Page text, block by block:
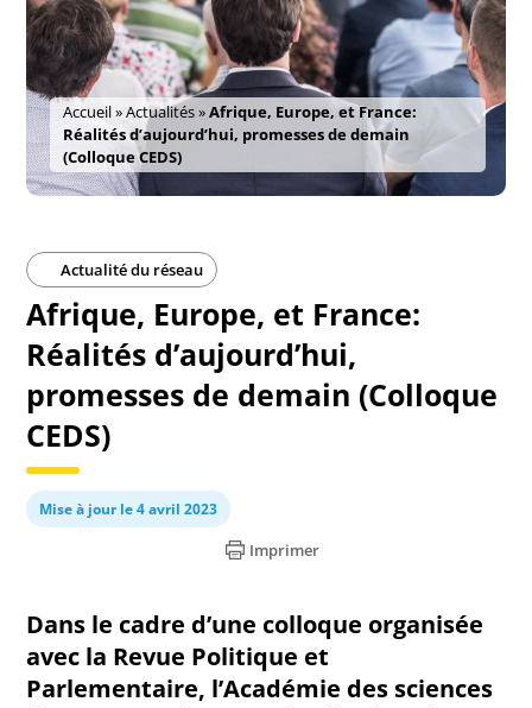
Accueil»Actualités»Afrique, Europe, et France:
Réalités d’aujourd’hui, promesses de demain
(Colloque CEDS)
Actualité du réseau
Afrique, Europe, et France:
Réalités d’aujourd’hui,
promesses de demain (Colloque
CEDS)
Mise à jour le 4 avril 2023
Imprimer
Dans le cadre d’une colloque organisée
avec la Revue Politique et
Parlementaire, l’Académie des sciences